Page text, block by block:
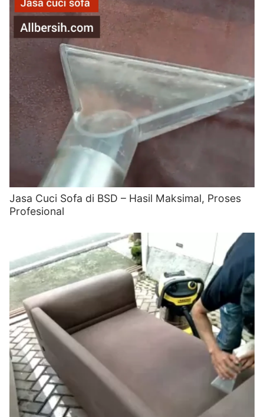
Jasa Cuci Sofa di BSD – Hasil Maksimal, Proses
Profesional